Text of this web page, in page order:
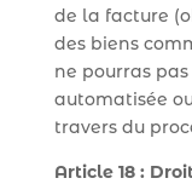
de la facture
des biens
ne pourras
automatisée
travers du
Article 18 :